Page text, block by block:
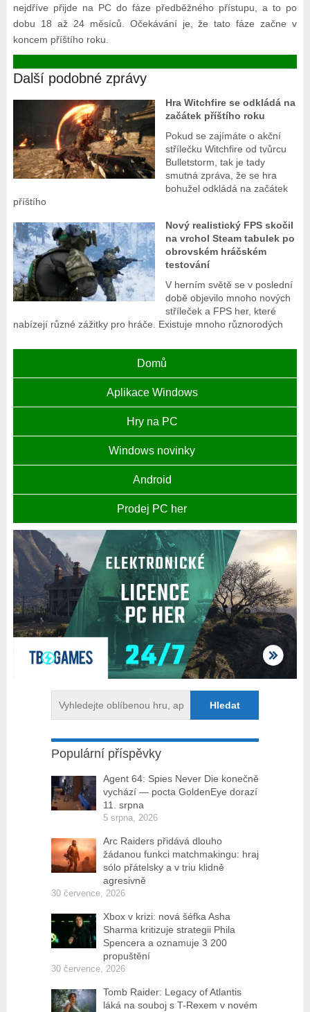
nejdříve přijde na PC do fáze předběžného přístupu, a to po
dobu 18 až 24 měsíců. Očekávání je, že tato fáze začne v
koncem příštího roku.
Další podobné zprávy
Hra Witchfire se odkládá na
začátek příštího roku
Pokud se zajímáte o akční
střílečku Witchfire od tvůrcu
Bulletstorm, tak je tady
smutná zpráva, že se hra
bohužel odkládá na začátek
příštího
Nový realistický FPS skočil
na vrchol Steam tabulek po
obrovském hráčském
testování
V herním světě se v poslední
době objevilo mnoho nových
stříleček a FPS her, které
nabízejí různé zážitky pro hráče. Existuje mnoho různorodých
Domů
Aplikace Windows
Hry na PC
Windows novinky
Android
Prodej PC her
Populární příspěvky
Agent 64: Spies Never Die konečně
vychází — pocta GoldenEye dorazí
11. srpna
5 srpna, 2026
Arc Raiders přidává dlouho
žádanou funkci matchmakingu: hraj
sólo přátelsky a v triu klidně
agresivně
30 července, 2026
Xbox v krizi: nová šéfka Asha
Sharma kritizuje strategii Phila
Spencera a oznamuje 3 200
propuštění
30 července, 2026
Tomb Raider: Legacy of Atlantis
láká na souboj s T-Rexem v novém